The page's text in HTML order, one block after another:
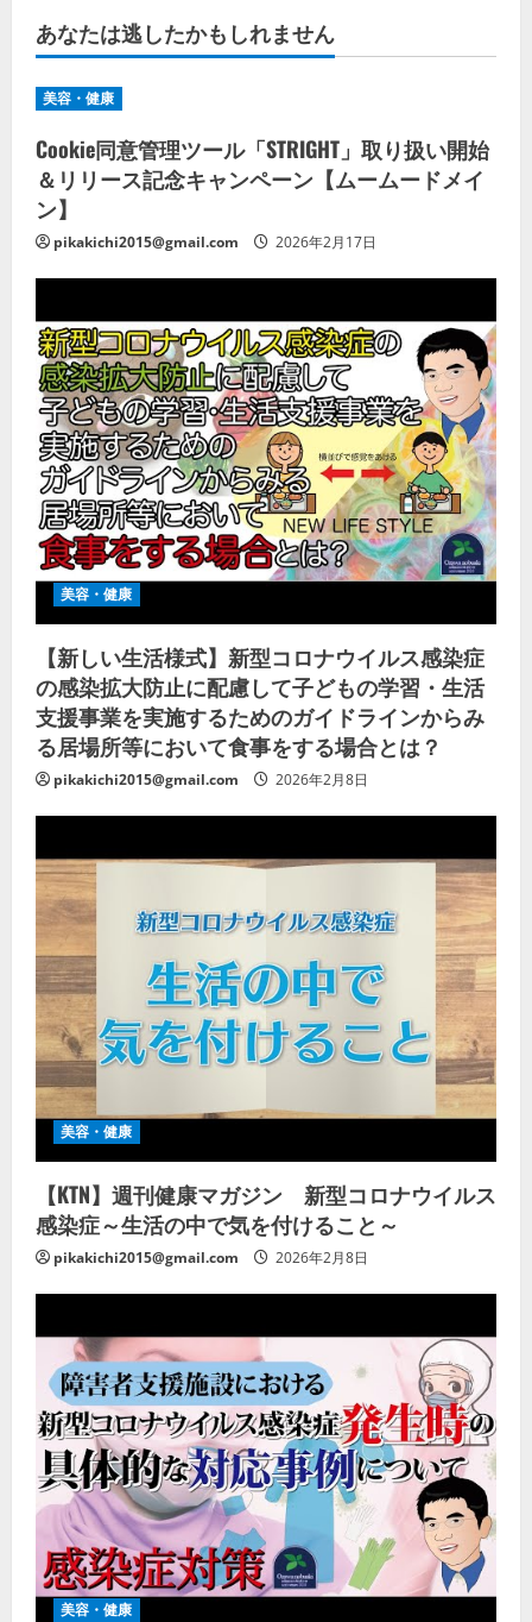
あなたは逃したかもしれません
美容・健康
Cookie同意管理ツール「STRIGHT」取り扱い開始
＆リリース記念キャンペーン【ムームードメイ
ン】
pikakichi2015@gmail.com 2026年2月17日
美容・健康
【新しい生活様式】新型コロナウイルス感染症
の感染拡大防止に配慮して子どもの学習・生活
支援事業を実施するためのガイドラインからみ
る居場所等において食事をする場合とは？
pikakichi2015@gmail.com 2026年2月8日
美容・健康
【KTN】週刊健康マガジン 新型コロナウイルス
感染症～生活の中で気を付けること～
pikakichi2015@gmail.com 2026年2月8日
美容・健康